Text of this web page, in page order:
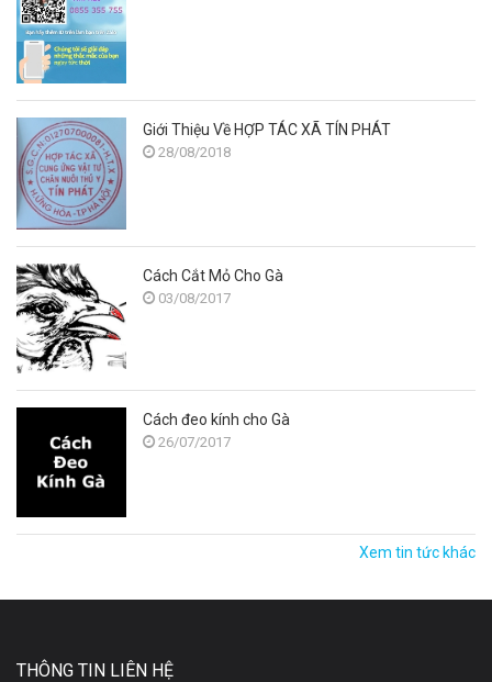
Giới Thiệu Về HỢP TÁC XÃ TÍN PHÁT
28/08/2018
Cách Cắt Mỏ Cho Gà
03/08/2017
Cách đeo kính cho Gà
26/07/2017
Xem tin tức khác
THÔNG TIN LIÊN HỆ